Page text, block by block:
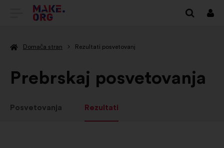
POJDI
DOMAČO
STRAN
MAKE.ORG
Domača stran Rezultati posvetovanj
Prebrskaj posvetovanja
Posvetovanja Rezultati